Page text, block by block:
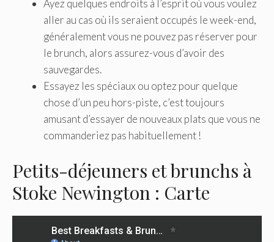
Ayez quelques endroits à l’esprit où vous voulez
aller au cas où ils seraient occupés le week-end,
généralement vous ne pouvez pas réserver pour
le brunch, alors assurez-vous d’avoir des
sauvegardes.
Essayez les spéciaux ou optez pour quelque
chose d’un peu hors-piste, c’est toujours
amusant d’essayer de nouveaux plats que vous ne
commanderiez pas habituellement !
Petits-déjeuners et brunchs à
Stoke Newington : Carte